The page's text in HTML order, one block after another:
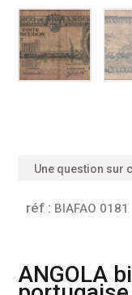
Une question sur
réf : BIAFAO 0181
ANGOLA